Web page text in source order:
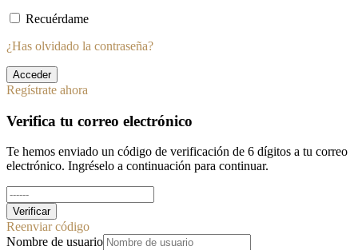
Recuérdame
¿Has olvidado la contraseña?
Acceder
Regístrate ahora
Verifica tu correo electrónico
Te hemos enviado un código de verificación de 6 dígitos a tu correo
electrónico. Ingréselo a continuación para continuar.
Verificar
Reenviar código
Nombre de usuario